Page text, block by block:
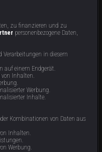
)
zu finanzieren und zu
personenbezogene Daten,
Verarbeitungen in diesem
auf einem Endgerät.
von Inhalten.
Werbung.
Inhalte.
Kombinationen von Daten aus
Inhalten.
Werbung.